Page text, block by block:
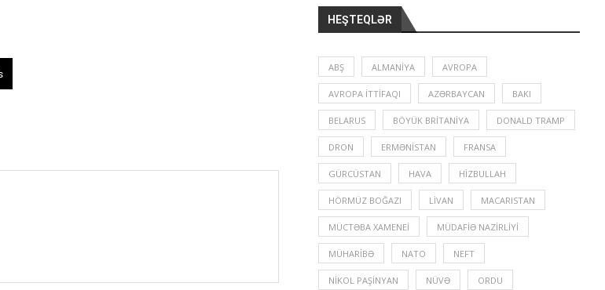
HEŞTEQLƏR
ABŞ ALMANIYA AVROPA
AVROPA İTTIFAQI AZƏRBAYCAN BAKI
BELARUS BÖYÜK BRITANIYA DONALD TRAMP
DRON ERMƏNISTAN FRANSA
GÜRCÜSTAN HAVA HIZBULLAH
HÖRMÜZ BOĞAZI LIVAN MACARISTAN
MÜCTƏBA XAMENEI MÜDAFIƏ NAZIRLIYI
MÜHARIBƏ NATO NEFT
NIKOL PAŞINYAN NÜVƏ ORDU